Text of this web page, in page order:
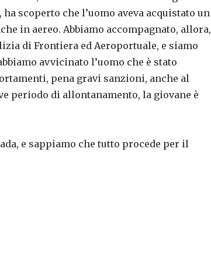
scoperto che l’uomo aveva acquistato un
in aereo. Abbiamo accompagnato, allora,
di Frontiera ed Aeroportuale, e siamo
avvicinato l’uomo che è stato
pena gravi sanzioni, anche al
periodo di allontanamento, la giovane è
e sappiamo che tutto procede per il